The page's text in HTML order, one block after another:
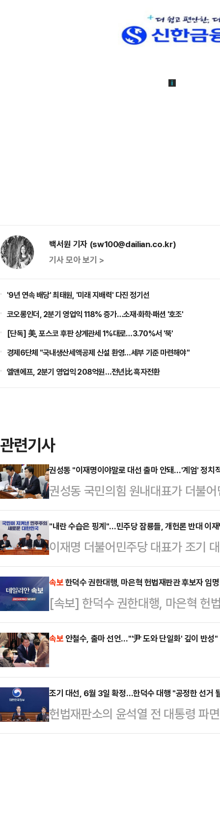
백서원 기자 (sw100@dailian.co.kr)
기사 모아 보기 >
'9년 연속 배당' 최태원, '미래 지배력' 다진 정기선
코오롱인더, 2분기 영업익 118% 증가…소재·화학·패션 '호조'
[단독] 美, 포스코 후판 상계관세 1%대로…3.70%서 '뚝'
경제6단체 "국내생산세액공제 신설 환영…세부 기준 마련해야"
엘앤에프, 2분기 영업익 208억원…전년比 흑자전환
관련기사
권성동 "이재명이야말로 대선 출마 안돼…'계엄' 정치
권성동 국민의힘 원내대표가 더불
대선 후보를 내느냐고 비난한데 대
위반·법치주의' 이런 단어로도 부
원내대표는 8일 국회에서 열린 원
가 우리 보고 염치가 있으면 대통령
그리고 국민의 정신 건강을 위해서
냐"라고 반문했다.그는 "제멋대로
고, 과태료를 수백만 원 내…
"내란 수습은 핑계"…민주당 잠룡들, 개헌론 반대 이
이재명 더불어민주당 대표가 조기
추진하자는 당내 잠룡들의 공통 제
다. 잠룡들은 이 대표의 주장을 "핑
구도가 형성됐다. 임박한 당내 대
방이 예상된다.이재명 대표는 7일
일 헌법재판소의 윤석열 전 대통령
민주주의를 …
속보한덕수 권한대행, 마은혁 헌법재판관 후보자 임명
[속보] 한덕수 권한대행, 마은혁 헌
속보 안철수, 출마 선언…"'尹 도와 단일화' 깊이 반성"
조기 대선, 6월 3일 확정…한덕수 대행 "공정한 선거
헌법재판소의 윤석열 전 대통령 파
일이 오는 6월 3일(화요일)로 확정